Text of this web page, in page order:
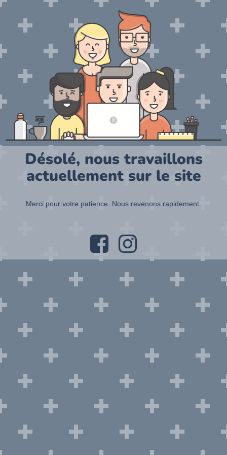
Désolé, nous travaillons
actuellement sur le site
Merci pour votre patience. Nous revenons rapidement.